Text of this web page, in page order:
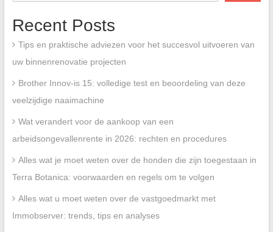
Recent Posts
Tips en praktische adviezen voor het succesvol uitvoeren van
uw binnenrenovatie projecten
Brother Innov-is 15: volledige test en beoordeling van deze
veelzijdige naaimachine
Wat verandert voor de aankoop van een
arbeidsongevallenrente in 2026: rechten en procedures
Alles wat je moet weten over de honden die zijn toegestaan in
Terra Botanica: voorwaarden en regels om te volgen
Alles wat u moet weten over de vastgoedmarkt met
Immobserver: trends, tips en analyses